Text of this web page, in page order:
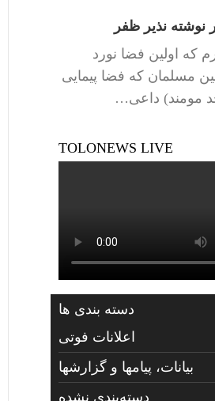
نوشته نذیر ظفر
که اولین فضا نورد
مسلمان که فضا پیمایی
مومند) داعی…
TOLONEWS LIVE
دسته بندی ها
اعلانات فوتی
بیانات، پیامها و گزارشها
دسته‌بندی نشده